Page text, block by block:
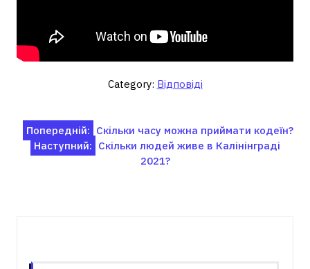
Category: Відповіді
Навігація
записів
Попередній: Скільки часу можна приймати кодеїн?
Наступний: Скільки людей живе в Калінінграді
2021?